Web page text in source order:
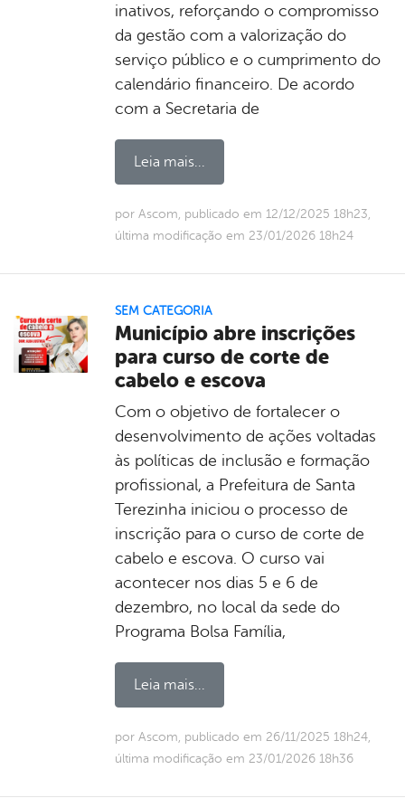
inativos, reforçando o compromisso
da gestão com a valorização do
serviço público e o cumprimento do
calendário financeiro. De acordo
com a Secretaria de
Leia mais...
por Ascom, publicado em 12/12/2025 18h23,
última modificação em 23/01/2026 18h24
SEM CATEGORIA
Município abre inscrições
para curso de corte de
cabelo e escova
Com o objetivo de fortalecer o
desenvolvimento de ações voltadas
às políticas de inclusão e formação
profissional, a Prefeitura de Santa
Terezinha iniciou o processo de
inscrição para o curso de corte de
cabelo e escova. O curso vai
acontecer nos dias 5 e 6 de
dezembro, no local da sede do
Programa Bolsa Família,
Leia mais...
por Ascom, publicado em 26/11/2025 18h24,
última modificação em 23/01/2026 18h36